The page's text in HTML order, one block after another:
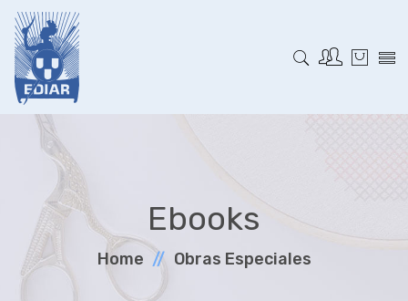
Ebooks
Home Obras Especiales